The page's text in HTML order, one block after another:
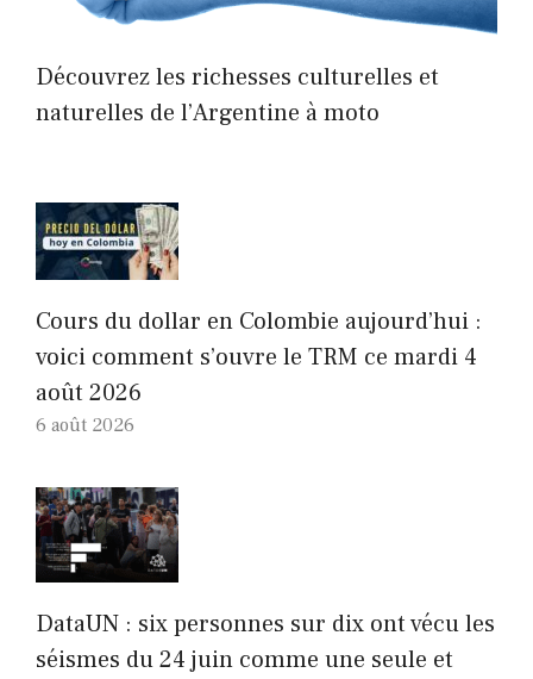
Découvrez les richesses culturelles et
naturelles de l’Argentine à moto
Cours du dollar en Colombie aujourd’hui :
voici comment s’ouvre le TRM ce mardi 4
août 2026
6 août 2026
DataUN : six personnes sur dix ont vécu les
séismes du 24 juin comme une seule et